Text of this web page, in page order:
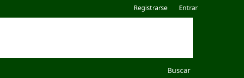
Buscar
Registrarse Entrar